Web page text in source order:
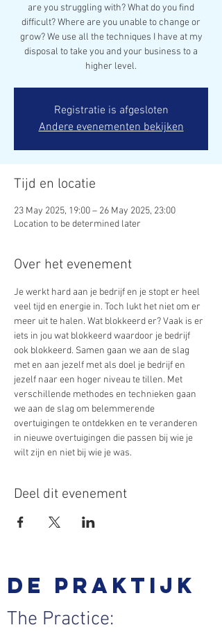
are you struggling with? What do you find
difficult? Where are you unable to change or
grow? We use all the techniques I have at my
disposal to take you and your business to a
higher level.
Registratie is afgesloten
Andere evenementen bekijken
Tijd en locatie
23 May 2025, 19:00 – 26 May 2025, 23:00
Location to be determined later
Over het evenement
Je werkt hard aan je bedrijf en je stopt er heel
veel tijd en energie in. Toch lukt het niet om er
meer uit te halen. Wat blokkeerd er? Vaak is er
iets in jou wat blokkeerd waardoor je bedrijf
ook blokkeerd. Samen gaan we aan de slag
met en aan jezelf met als doel je bedrijf en
jezelf naar een hoger niveau te tillen. Met
verschillende methodes en technieken gaan
we aan de slag om belemmerende
overtuigingen te ontdekken en te veranderen
in nieuwe overtuigingen die passen bij wie je
wilt zijn en niet bij wie je was.
Deel dit evenement
De praktijk
The Practice: